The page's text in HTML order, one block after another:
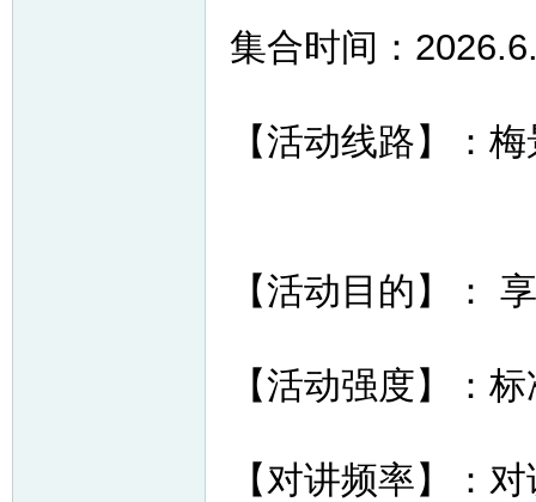
集合时间：
【活动线路】：
【活动目的】：
【活动强度】：
【对讲频率】：